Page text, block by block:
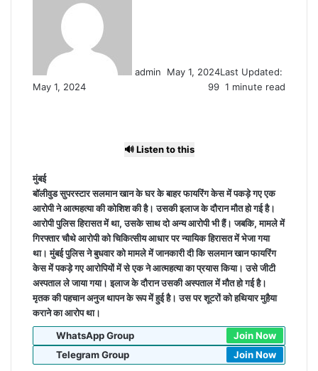
admin May 1, 2024Last Updated:
May 1, 2024
99 1 minute read
🔊 Listen to this
मुंबई
बॉलीवुड सुपरस्टार सलमान खान के घर के बाहर फायरिंग केस में पकड़े गए एक
आरोपी ने आत्महत्या की कोशिश की है। उसकी इलाज के दौरान मौत हो गई है।
आरोपी पुलिस हिरासत में था, उसके साथ दो अन्य आरोपी भी हैं। जबकि, मामले में
गिरफ्तार चौथे आरोपी को चिकित्सीय आधार पर न्यायिक हिरासत में भेजा गया
था। मुंबई पुलिस ने बुधवार को मामले में जानकारी दी कि सलमान खान फायरिंग
केस में पकड़े गए आरोपियों में से एक ने आत्महत्या का प्रयास किया। उसे जीटी
अस्पताल ले जाया गया। इलाज के दौरान उसकी अस्पताल में मौत हो गई है।
मृतक की पहचान अनुज थापन के रूप में हुई है। उस पर शूटरों को हथियार मुहैया
कराने का आरोप था।
WhatsApp Group
Join Now
Telegram Group
Join Now